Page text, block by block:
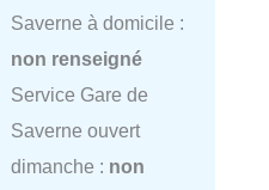
Saverne à domicile :
non renseigné
Service Gare de
Saverne ouvert
dimanche : non